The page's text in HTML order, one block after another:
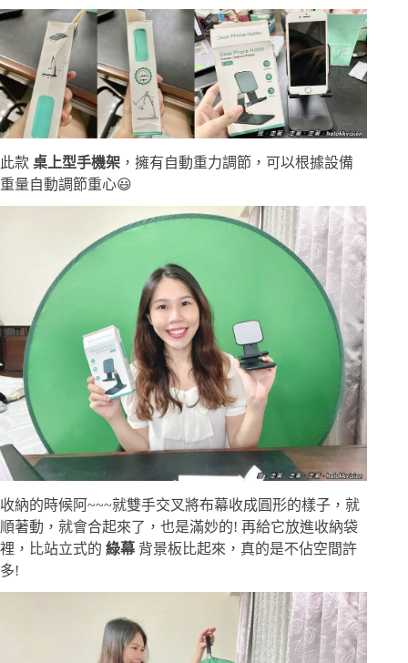
此款 桌上型手機架 ，擁有自動重力調節，可以根據設備
重量自動調節重心😃
收納的時候阿~~~就雙手交叉將布幕收成圓形的樣子，就
順著動，就會合起來了，也是滿妙的! 再給它放進收納袋
裡，比站立式的 綠幕 背景板比起來，真的是不佔空間許
多!